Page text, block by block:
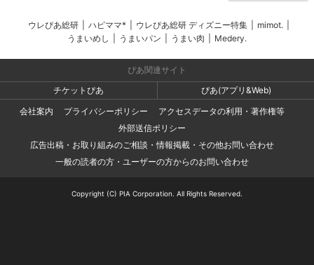
ウレぴあ総研 ハピママ* ウレぴあ総研 ディズニー特集 mimot.
うまいめし
うまいパン うまい肉 Medery.
ぴあ関連サイト
チケットぴあ
ぴあ(アプリ&Web)
会社案内
プライバシーポリシー
アクセスデータの利用・著作権等
外部送信ポリシー
広告出稿・お取り組みのご相談・情報掲載・その他お問い合わせ
一般の読者の方・ユーザーの方からのお問い合わせ
Copyright (C) PIA Corporation. All Rights Reserved.